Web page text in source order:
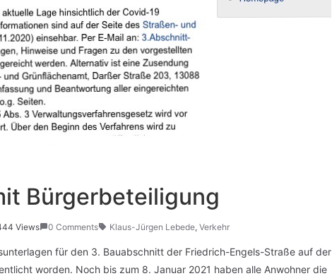
Bürgerbeteiligung
Views 0 Comments Klaus-Jürgen Lebede, Verkehr
für den 3. Bauabschnitt der Friedrich-Engels-Straße auf der
worden. Noch bis zum 8. Januar 2021 haben alle Anwohner die